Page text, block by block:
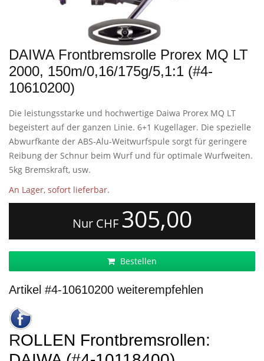
DAIWA Frontbremsrolle Prorex MQ LT
2000, 150m/0,16/175g/5,1:1 (#4-
10610200)
Die leistungsstarke und hochwertige Daiwa Prorex MQ LT
begeistert auf der ganzen Linie. 6+1 Kugellager. Die spezielle
Abwurfkante der ABS-Alu-Weitwurfspule sorgt für geringere
Reibung der Schnur beim Wurf und für optimale Wurfweiten.
5kg Bremskraft, usw.
An Lager, sofort lieferbar.
Nur CHF 305,00
Bestellen
Artikel #4-10610200 weiterempfehlen
ROLLEN Frontbremsrollen: